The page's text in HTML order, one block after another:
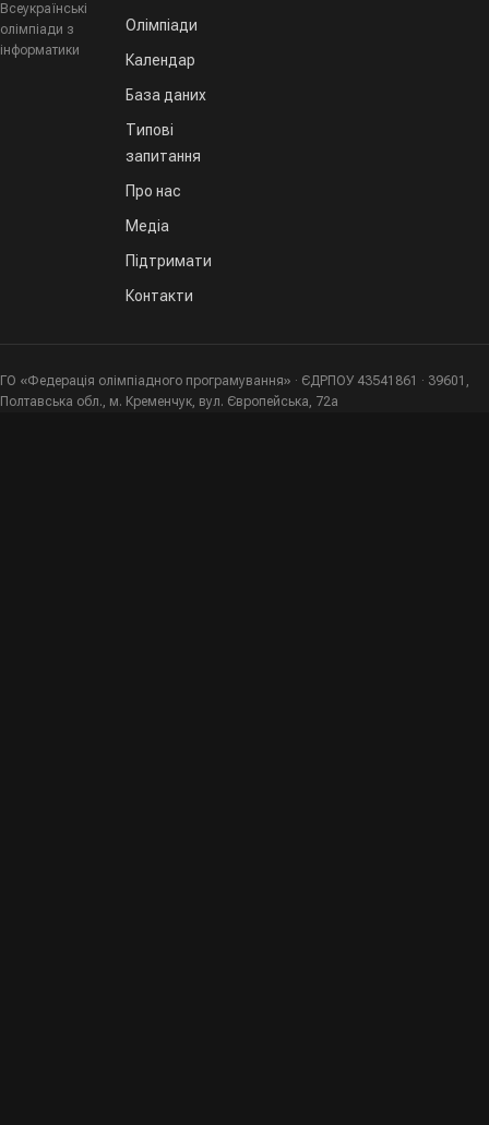
Всеукраїнські
олімпіади з
інформатики
Олімпіади
Календар
База даних
Типові
запитання
Про нас
Медіа
Підтримати
Контакти
ГО «Федерація олімпіадного програмування» · ЄДРПОУ 43541861 · 39601,
Полтавська обл., м. Кременчук, вул. Європейська, 72а